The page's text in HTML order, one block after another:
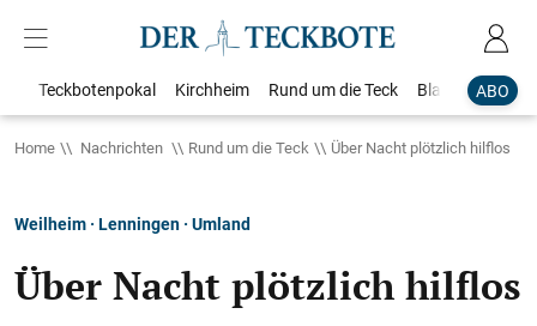
ABO
Teckbotenpokal Kirchheim Rund um die Teck Blaulicht
Home Nachrichten Rund um die Teck Über Nacht plötzlich hilflos
Weilheim · Lenningen · Umland
Über Nacht plötzlich hilflos